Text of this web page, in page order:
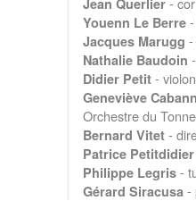
Jean Querlier
Youenn Le Berre
Jacques Marugg
Nathalie Baudoin
Didier Petit -
Geneviève
Orchestre du
Bernard Vitet -
Patrice Petitdidier
Philippe Legris -
Gérard Siracusa -